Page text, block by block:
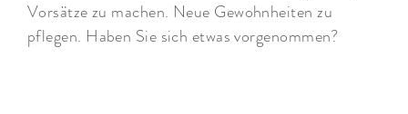
Vorsätze zu machen. Neue Gewohnheiten zu
pflegen. Haben Sie sich etwas vorgenommen?